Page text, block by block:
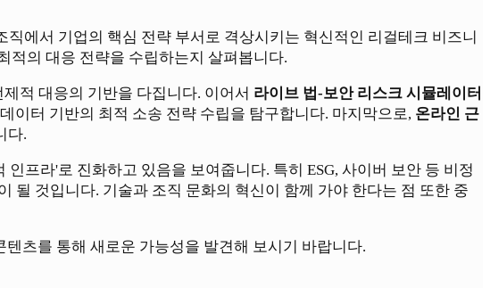
에서 기업의 핵심 전략 부서로 격상시키는 혁신적인 리걸테크 비즈니
적의 대응 전략을 수립하는지 살펴봅니다.
제적 대응의 기반을 다집니다. 이어서 라이브 법-보안 리스크 시뮬레이터
이터 기반의 최적 소송 전략 수립을 탐구합니다. 마지막으로, 온라인 근
다.
프라'로 진화하고 있음을 보여줍니다. 특히 ESG, 사이버 보안 등 비정
될 것입니다. 기술과 조직 문화의 혁신이 함께 가야 한다는 점 또한 중
츠를 통해 새로운 가능성을 발견해 보시기 바랍니다.